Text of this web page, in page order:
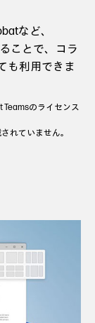
など、
ことで、コラ
も利用できま
のライセンス
れていません。